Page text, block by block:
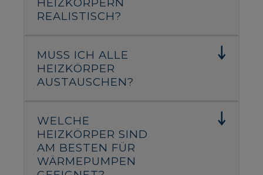
REALISTISCH?
MUSS ICH ALLE
HEIZKÖRPER
AUSTAUSCHEN?
WELCHE
HEIZKÖRPER SIND
AM BESTEN FÜR
WÄRMEPUMPEN